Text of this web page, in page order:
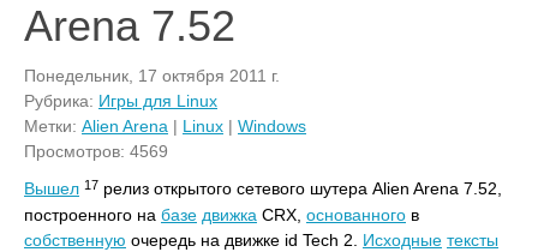
Arena 7.52
Понедельник, 17 октября 2011 г.
Рубрика: Игры для Linux
Метки: Alien Arena | Linux | Windows
Просмотров: 4569
Вышел 17 релиз открытого сетевого шутера Alien Arena 7.52,
построенного на базе движка CRX, основанного в
собственную очередь на движке id Tech 2. Исходные тексты